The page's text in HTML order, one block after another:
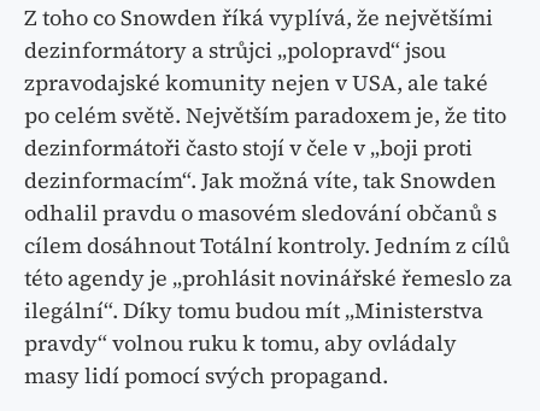
Z toho co Snowden říká vyplívá, že největšími
dezinformátory a strůjci „polopravd“ jsou
zpravodajské komunity nejen v USA, ale také
po celém světě. Největším paradoxem je, že tito
dezinformátoři často stojí v čele v „boji proti
dezinformacím“. Jak možná víte, tak Snowden
odhalil pravdu o masovém sledování občanů s
cílem dosáhnout Totální kontroly. Jedním z cílů
této agendy je „prohlásit novinářské řemeslo za
ilegální“. Díky tomu budou mít „Ministerstva
pravdy“ volnou ruku k tomu, aby ovládaly
masy lidí pomocí svých propagand.